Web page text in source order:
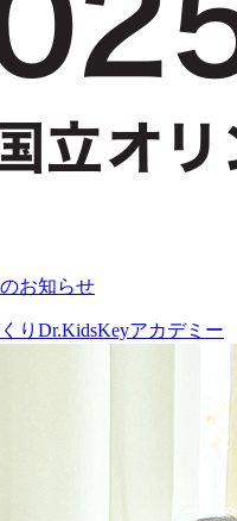
お知らせ
りDr.KidsKeyアカデミー